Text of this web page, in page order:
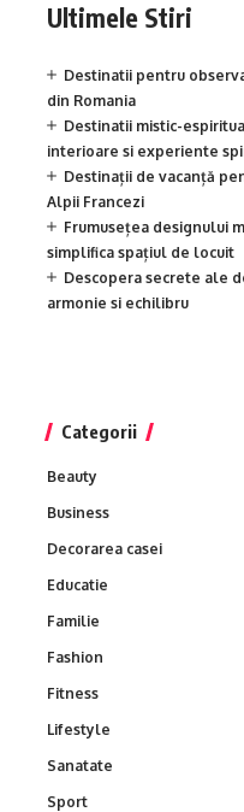
Ultimele Stiri
Destinatii pentru
din Romania
Destinatii mistic-
interioare si experiente
Destinații de vacanță
Alpii Francezi
Frumusețea designului
simplifica spațiul de locuit
Descopera secrete ale
armonie si echilibru
Categorii
Beauty
Business
Decorarea casei
Educatie
Familie
Fashion
Fitness
Lifestyle
Sanatate
Sport